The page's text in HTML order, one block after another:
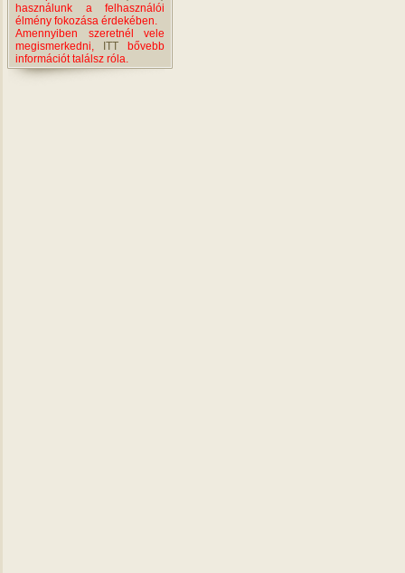
használunk a felhasználói
élmény fokozása érdekében.
Amennyiben szeretnél vele
megismerkedni,
ITT bővebb
információt találsz róla.